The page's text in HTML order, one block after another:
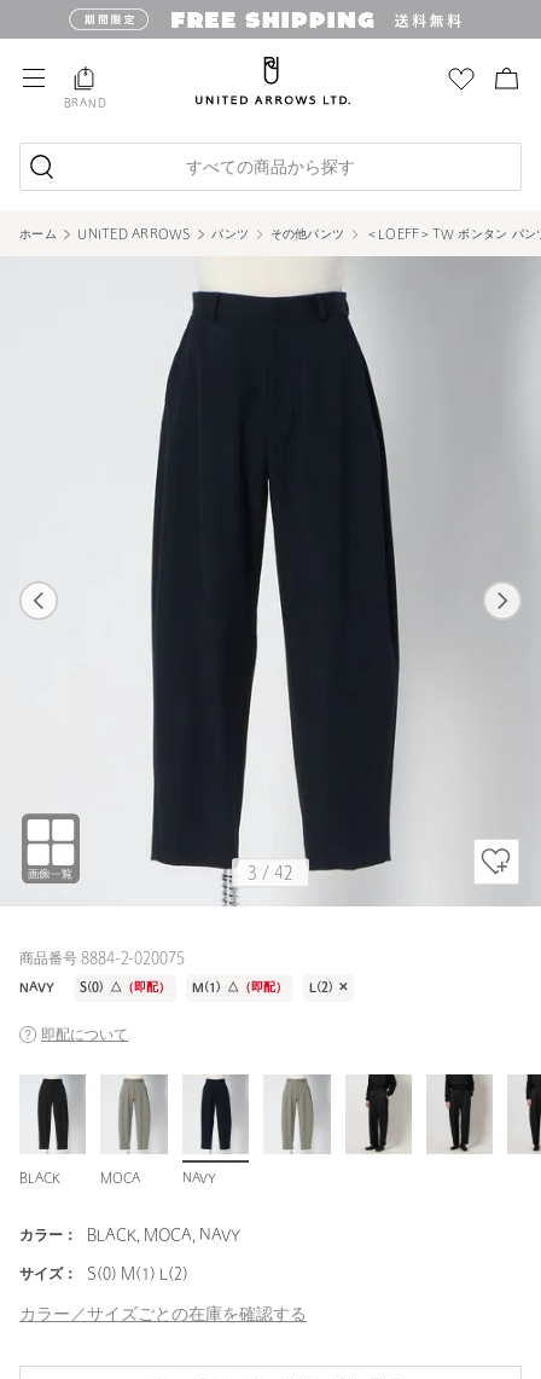
BRAND
すべての商品から探す
ホーム UNITED ARROWS パンツ その他パンツ ＜LOEFF＞TW ボンタン パン
3 / 42
商品番号 8884-2-020075
NAVY S(0) △ （即配） M(1) △ （即配） L(2) ✕
即配について
BLACK MOCA NAVY
カラー： BLACK, MOCA, NAVY
サイズ： S(0) M(1) L(2)
カラー／サイズごとの在庫を確認する
BLACK
1 42